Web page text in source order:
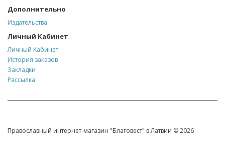
Дополнительно
Издательства
Личный Кабинет
Личный Кабинет
История заказов
Закладки
Рассылка
Православный интернет-магазин "Благовест" в Латвии © 2026